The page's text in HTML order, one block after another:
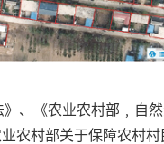
、《农业农村部﹐自
农村部关于保障农村